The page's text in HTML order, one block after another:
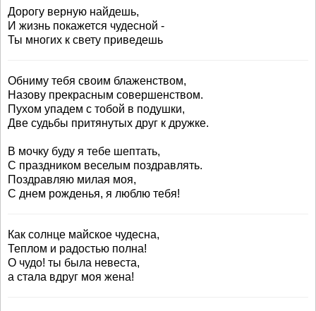
Дорогу верную найдешь,
И жизнь покажется чудесной -
Ты многих к свету приведешь
Обниму тебя своим блаженством,
Назову прекрасным совершенством.
Пухом упадем с тобой в подушки,
Две судьбы притянутых друг к дружке.
В мочку буду я тебе шептать,
С праздником веселым поздравлять.
Поздравляю милая моя,
С днем рожденья, я люблю тебя!
Как солнце майское чудесна,
Теплом и радостью полна!
О чудо! ты была невеста,
а стала вдруг моя жена!